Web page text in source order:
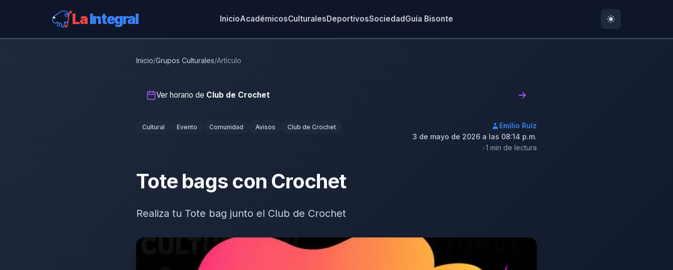
LaIntegral InicioAcadémicosCulturalesDeportivosSociedadGuía Bisonte
Inicio/Grupos Culturales/Artículo
Ver horario de Club de Crochet
Cultural Evento Comunidad Avisos Club de Crochet
Emilio Ruíz
3 de mayo de 2026 a las 08:14 p.m.
1 min de lectura
Tote bags con Crochet
Realiza tu Tote bag junto el Club de Crochet